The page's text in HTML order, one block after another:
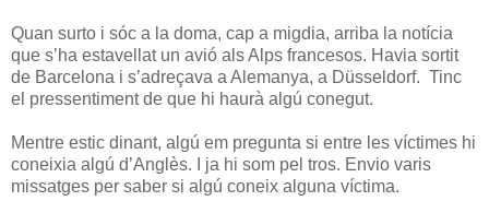
Quan surto i sóc a la doma, cap a migdia, arriba la notícia
que s’ha estavellat un avió als Alps francesos. Havia sortit
de Barcelona i s’adreçava a Alemanya, a Düsseldorf. Tinc
el pressentiment de que hi haurà algú conegut.
Mentre estic dinant, algú em pregunta si entre les víctimes hi
coneixia algú d’Anglès. I ja hi som pel tros. Envio varis
missatges per saber si algú coneix alguna víctima.